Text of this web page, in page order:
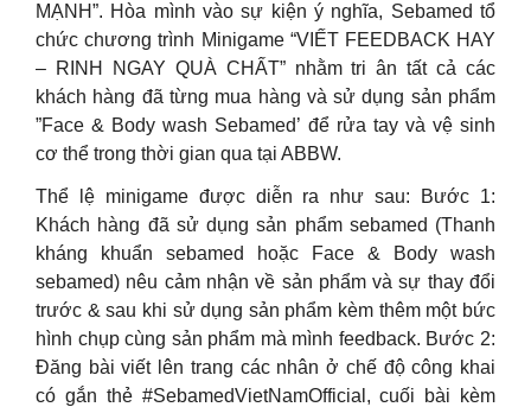
MẠNH”. Hòa mình vào sự kiện ý nghĩa, Sebamed tổ
chức chương trình Minigame “VIẾT FEEDBACK HAY
– RINH NGAY QUÀ CHẤT” nhằm tri ân tất cả các
khách hàng đã từng mua hàng và sử dụng sản phẩm
”Face & Body wash Sebamed’ để rửa tay và vệ sinh
cơ thể trong thời gian qua tại ABBW.
Thể lệ minigame được diễn ra như sau: Bước 1:
Khách hàng đã sử dụng sản phẩm sebamed (Thanh
kháng khuẩn sebamed hoặc Face & Body wash
sebamed) nêu cảm nhận về sản phẩm và sự thay đổi
trước & sau khi sử dụng sản phẩm kèm thêm một bức
hình chụp cùng sản phẩm mà mình feedback. Bước 2:
Đăng bài viết lên trang các nhân ở chế độ công khai
có gắn thẻ #SebamedVietNamOfficial, cuối bài kèm